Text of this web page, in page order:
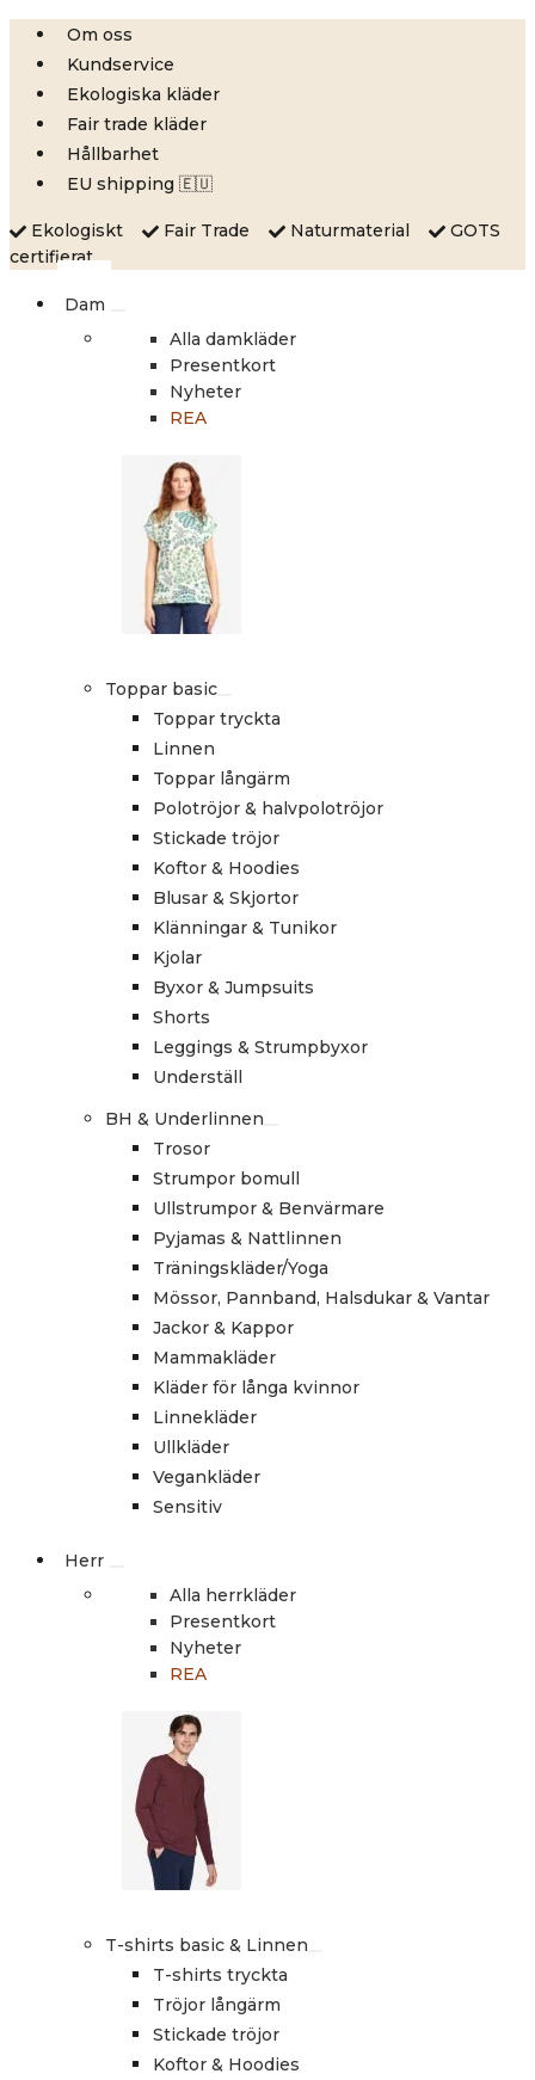
Skip
content
Om oss
Kundservice
Ekologiska kläder
Fair trade kläder
Hållbarhet
EU shipping 🇪🇺
Ekologiskt Fair Trade Naturmaterial
GOTS
certifierat
Dam
Alla damkläder
Presentkort
Nyheter
REA
Toppar basic
Toppar tryckta
Linnen
Toppar långärm
Polotröjor & halvpolotröjor
Stickade tröjor
Koftor & Hoodies
Blusar & Skjortor
Klänningar & Tunikor
Kjolar
Byxor & Jumpsuits
Shorts
Leggings & Strumpbyxor
Underställ
BH & Underlinnen
Trosor
Strumpor bomull
Ullstrumpor & Benvärmare
Pyjamas & Nattlinnen
Träningskläder/Yoga
Mössor, Pannband, Halsdukar & Vantar
Jackor & Kappor
Mammakläder
Kläder för långa kvinnor
Linnekläder
Ullkläder
Vegankläder
Sensitiv
Herr
Alla herrkläder
Presentkort
Nyheter
REA
T-shirts basic & Linnen
T-shirts tryckta
Tröjor långärm
Stickade tröjor
Koftor & Hoodies